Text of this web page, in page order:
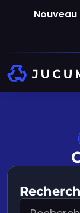
Nouveau